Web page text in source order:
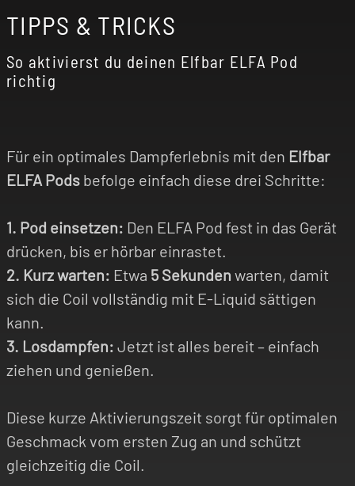
TIPPS & TRICKS
So aktivierst du deinen Elfbar ELFA Pod
richtig
Für ein optimales Dampferlebnis mit den Elfbar
ELFA Pods befolge einfach diese drei Schritte:
1. Pod einsetzen: Den ELFA Pod fest in das Gerät
drücken, bis er hörbar einrastet.
2. Kurz warten: Etwa 5 Sekunden warten, damit
sich die Coil vollständig mit E-Liquid sättigen
kann.
3. Losdampfen: Jetzt ist alles bereit – einfach
ziehen und genießen.
Diese kurze Aktivierungszeit sorgt für optimalen
Geschmack vom ersten Zug an und schützt
gleichzeitig die Coil.